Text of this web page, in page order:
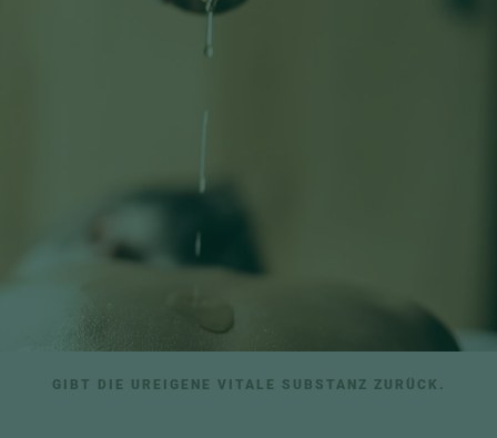
GIBT DIE UREIGENE VITALE SUBSTANZ ZURÜCK.